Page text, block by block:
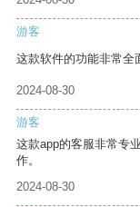
游客
这款软件的功能非常全
2024-08-30
游客
这款app的客服非常专
作。
2024-08-30